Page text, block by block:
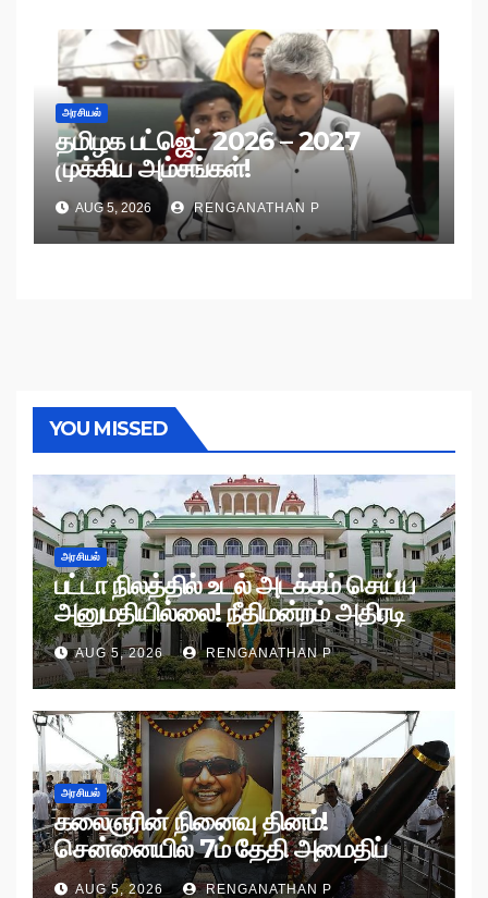
அரசியல்
தமிழக பட்ஜெட் 2026 – 2027
முக்கிய அம்சங்கள்!
AUG 5, 2026 RENGANATHAN P
YOU MISSED
அரசியல்
பட்டா நிலத்தில் உடல் அடக்கம் செய்ய
அனுமதியில்லை! நீதிமன்றம் அதிரடி
உத்தரவு!
AUG 5, 2026 RENGANATHAN P
அரசியல்
கலைஞரின் நினைவு தினம்!
சென்னையில் 7ம் தேதி அமைதிப்
பேரணி!
AUG 5, 2026 RENGANATHAN P